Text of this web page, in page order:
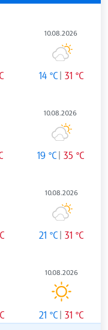
10.08.2026
14 °C 31 °C
10.08.2026
19 °C 35 °C
10.08.2026
21 °C 31 °C
10.08.2026
21 °C 31 °C